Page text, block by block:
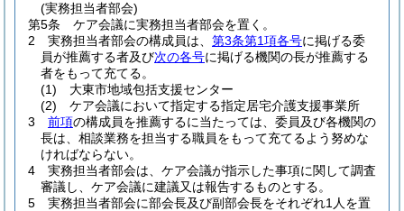
(実務担当者部会)
第5条
ケア会議に実務担当者部会を置く。
2
実務担当者部会の構成員は、 第3条第1項各号に掲げる委
員が推薦する者及び次の各号に掲げる機関の長が推薦する
者をもって充てる。
(1)
大東市地域包括支援センター
(2)
ケア会議において指定する指定居宅介護支援事業所
3
前項の構成員を推薦するに当たっては、委員及び各機関の
長は、相談業務を担当する職員をもって充てるよう努めな
ければならない。
4
実務担当者部会は、ケア会議が指示した事項に関して調査
審議し、ケア会議に建議又は報告するものとする。
5
実務担当者部会に部会長及び副部会長をそれぞれ1人を置